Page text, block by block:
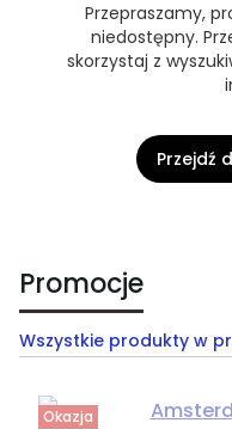
Przepraszamy,
niedostępny.
skorzystaj z
Przejdź
Promocje
Wszystkie produkty w
Okazja